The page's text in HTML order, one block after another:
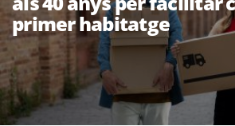
primer habitatge